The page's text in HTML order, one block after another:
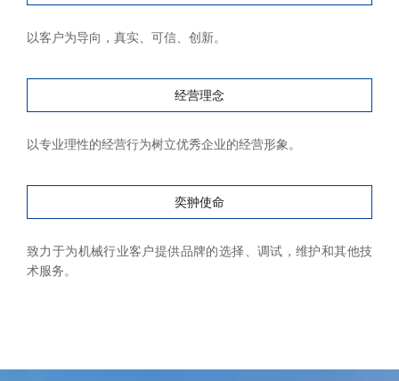
以客户为导向，真实、可信、创新。
经营理念
以专业理性的经营行为树立优秀企业的经营形象。
奕翀使命
致力于为机械行业客户提供品牌的选择、调试，维护和其他技
术服务。